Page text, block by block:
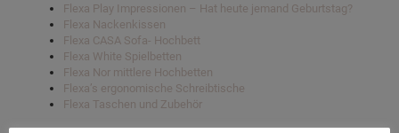
Flexa Play Impressionen – Hat heute jemand Geburtstag?
Flexa Nackenkissen
Flexa CASA Sofa- Hochbett
Flexa White Spielbetten
Flexa Nor mittlere Hochbetten
Flexa’s ergonomische Schreibtische
Flexa Taschen und Zubehör